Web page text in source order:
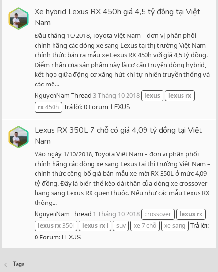
Xe hybrid Lexus RX 450h giá 4,5 tỷ đồng tại Việt
Nam
Đầu tháng 10/2018, Toyota Việt Nam – đơn vị phân phối
chính hãng các dòng xe sang Lexus tại thị trường Việt Nam –
chính thức bán ra mẫu xe Lexus RX 450h với giá 4,5 tỷ đồng.
Điểm nhấn của sản phẩm này là cơ cấu truyền động hybrid,
kết hợp giữa động cơ xăng hút khí tự nhiên truyền thống và
các mô...
NguyenNam Thread 3 Tháng 10 2018 lexus lexus rx
rx450h Trả lời: 0 Forum:LEXUS
Lexus RX 350L 7 chỗ có giá 4,09 tỷ đồng tại Việt
Nam
Vào ngày 1/10/2018, Toyota Việt Nam – đơn vị phân phối
chính hãng các dòng xe sang Lexus tại thị trường Việt Nam –
chính thức công bố giá bán mẫu xe mới RX 350L ở mức 4,09
tỷ đồng. Đây là biến thể kéo dài thân của dòng xe crossover
hạng sang Lexus RX quen thuộc. Nếu như các mẫu Lexus RX
thông...
NguyenNam Thread 1 Tháng 10 2018 crossover lexus rx
lexus rx350l lexus rx l suv xe 7 chỗ xe sang Trả lời:
0 Forum:LEXUS
Tags